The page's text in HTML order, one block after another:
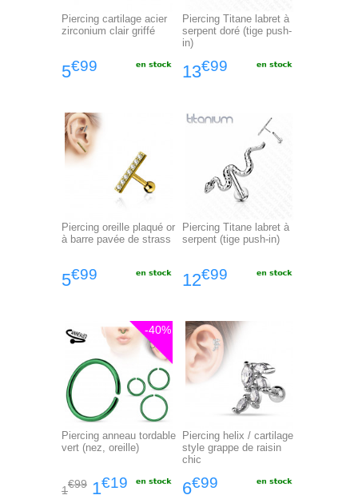
Piercing cartilage acier
zirconium clair griffé
5€99
Piercing Titane labret à
serpent doré (tige push-
in)
13€99
Piercing oreille plaqué or
à barre pavée de strass
5€99
Piercing Titane labret à
serpent (tige push-in)
12€99
Piercing anneau tordable
vert (nez, oreille)
1
€99 1€19
-40%
Piercing helix / cartilage
style grappe de raisin
chic
6€99